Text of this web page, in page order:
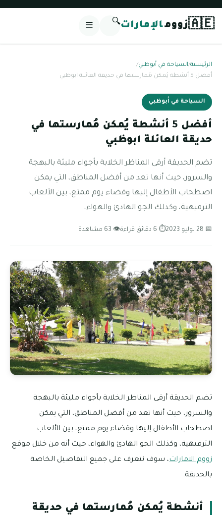
🇦🇪زوومالإمارات🔍
☰
الرئيسية/السياحة في أبوظبي/
أفضل 5 أنشطة يُمكن مُمارستها في حديقة العائلة ابوظبي
السياحة في أبوظبي
أفضل 5 أنشطة يُمكن مُمارستها في
حديقة العائلة ابوظبي
تضم الحديقة أرقى المناظر الخلابة بأجواء مليئة بالبهجة
والسرور، حيث أنها تعد من أفضل المناطق، التي يمكن
اصطحاب الأطفال إليها وقضاء يوم ممتع، بين الألعاب
الترفيهية، وكذلك الجو الهادئ والهواء،
📅 28 يوليو 2023 ⏱ 6 دقائق قراءة 👁 63 مشاهدة
تضم الحديقة أرقى المناظر الخلابة بأجواء مليئة بالبهجة
والسرور، حيث أنها تعد من أفضل المناطق، التي يمكن
اصطحاب الأطفال إليها وقضاء يوم ممتع، بين الألعاب
الترفيهية، وكذلك الجو الهادئ والهواء، حيث أنه من خلال موقع
زووم الامارات، سوف نتعرف على جميع التفاصيل الخاصة
بالحديقة.
أنشطة يُمكن مُمارستها في حديقة